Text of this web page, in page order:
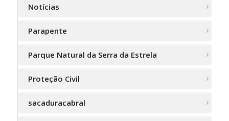
Notícias
Parapente
Parque Natural da Serra da Estrela
Proteção Civil
sacaduracabral